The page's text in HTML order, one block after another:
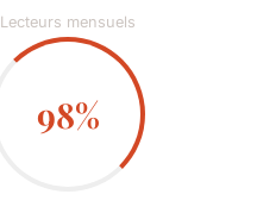
Lecteurs mensuels
98%